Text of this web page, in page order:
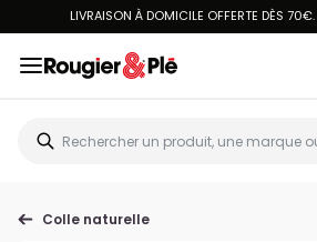
LIVRAISON À DOMICILE OFFERTE DÈS 70€.
Colle naturelle